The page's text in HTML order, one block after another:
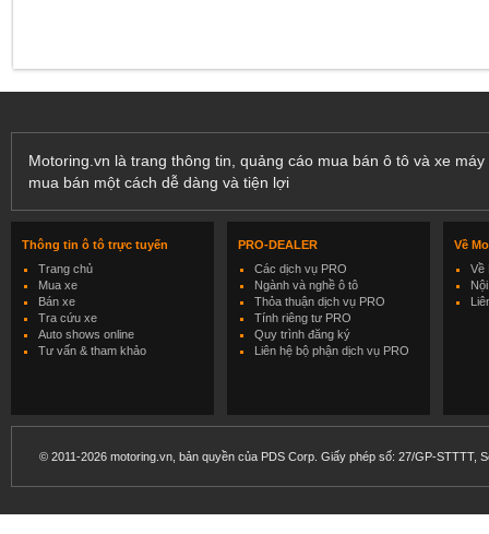
Motoring.vn là trang thông tin, quảng cáo mua bán ô tô và xe
mua bán một cách dễ dàng và tiện lợi
Thông tin ô tô trực tuyến
Trang chủ
Mua xe
Bán xe
Tra cứu xe
Auto shows online
Tư vấn & tham khảo
PRO-DEALER
Các dịch vụ PRO
Ngành và nghề ô tô
Thỏa thuận dịch vụ PRO
Tính riêng tư PRO
Quy trình đăng ký
Liên hệ bộ phận dịch vụ PRO
Về
Về
© 2011-2026 motoring.vn, bản quyền của PDS Corp. Giấy phép số: 27/GP-STTTT,